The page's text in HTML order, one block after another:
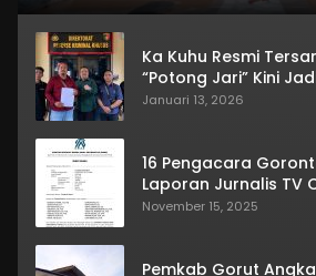
Ka Kuhu Resmi
“Potong Jari” Kini
Januari 13, 2026
16 Pengacara
Laporan Jurnalis TV
November 15, 2025
Pemkab Gorut